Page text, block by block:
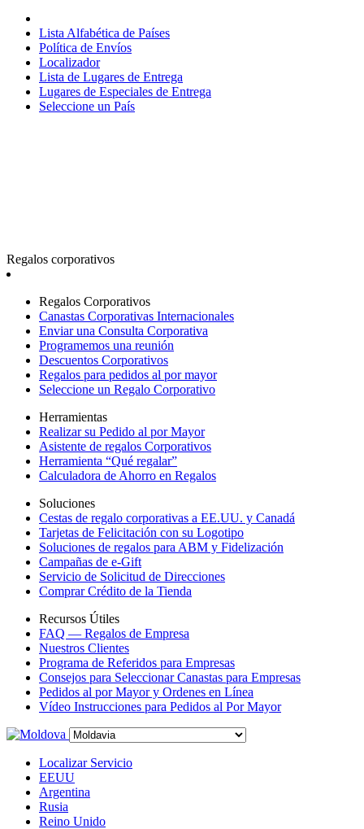
Lista Alfabética de Países
Política de Envíos
Localizador
Lista de Lugares de Entrega
Lugares de Especiales de Entrega
Seleccione un País
Regalos corporativos
Regalos Corporativos
Canastas Corporativas Internacionales
Enviar una Consulta Corporativa
Programemos una reunión
Descuentos Corporativos
Regalos para pedidos al por mayor
Seleccione un Regalo Corporativo
Herramientas
Realizar su Pedido al por Mayor
Asistente de regalos Corporativos
Herramienta “Qué regalar”
Calculadora de Ahorro en Regalos
Soluciones
Cestas de regalo corporativas a EE.UU. y Canadá
Tarjetas de Felicitación con su Logotipo
Soluciones de regalos para ABM y Fidelización
Campañas de e-Gift
Servicio de Solicitud de Direcciones
Comprar Crédito de la Tienda
Recursos Útiles
FAQ — Regalos de Empresa
Nuestros Clientes
Programa de Referidos para Empresas
Consejos para Seleccionar Canastas para Empresas
Pedidos al por Mayor y Ordenes en Línea
Vídeo Instrucciones para Pedidos al Por Mayor
Localizar Servicio
EEUU
Argentina
Rusia
Reino Unido